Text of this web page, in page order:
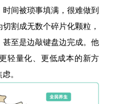
间被琐事填满，很难做到
割成无数个碎片化颗粒，
至是边敲键盘边完成。他
轻量化、更低成本的新方
。